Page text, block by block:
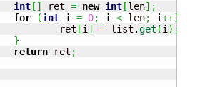
int [ ] ret = new int [len] ;
for
(int i = 0; i < len; i++)
			ret
[i ] = list.get (i ) ;
}
return ret ;